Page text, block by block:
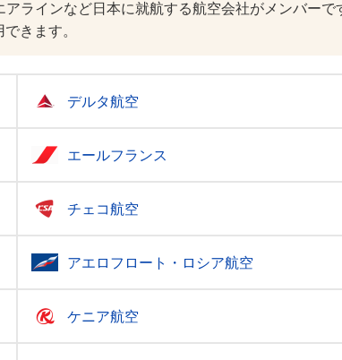
ラインなど日本に就航する航空会社がメンバーで
きます。
デルタ航空
エールフランス
チェコ航空
アエロフロート・ロシア航空
ケニア航空